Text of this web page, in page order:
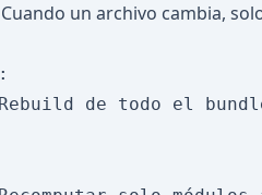
un archivo cambia,
de todo el